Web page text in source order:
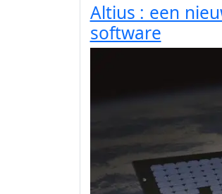
Altius : een
software